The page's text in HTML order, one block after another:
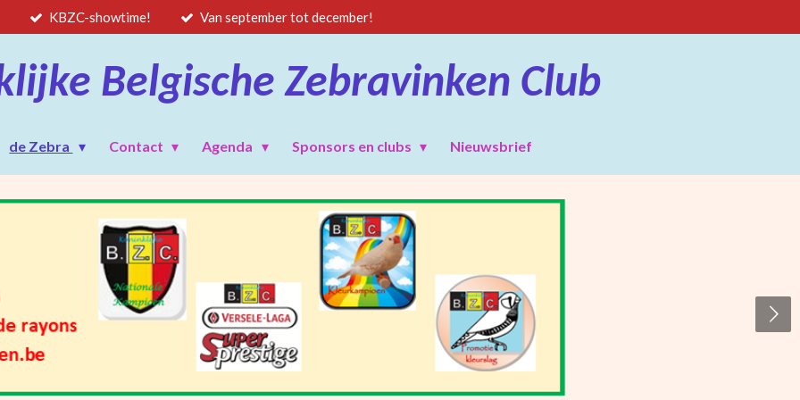
KBZC-showtime! Van september tot december!
Belgische Zebravinken Club
de Zebra Contact Agenda Sponsors en clubs Nieuwsbrief